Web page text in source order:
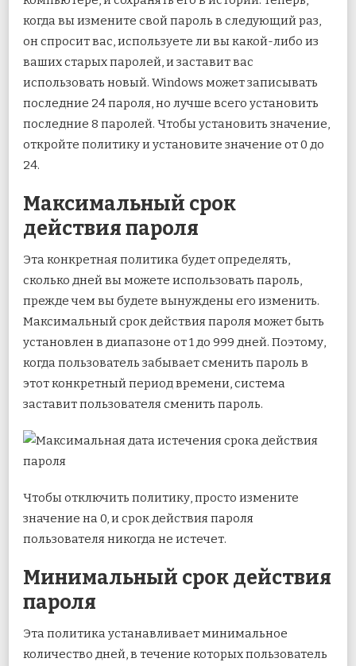
когда вы измените свой пароль в следующий раз,
он спросит вас, используете ли вы какой-либо из
ваших старых паролей, и заставит вас
использовать новый. Windows может записывать
последние 24 пароля, но лучше всего установить
последние 8 паролей. Чтобы установить значение,
откройте политику и установите значение от 0 до
24.
Максимальный срок
действия пароля
Эта конкретная политика будет определять,
сколько дней вы можете использовать пароль,
прежде чем вы будете вынуждены его изменить.
Максимальный срок действия пароля может быть
установлен в диапазоне от 1 до 999 дней. Поэтому,
когда пользователь забывает сменить пароль в
этот конкретный период времени, система
заставит пользователя сменить пароль.
Чтобы отключить политику, просто измените
значение на 0, и срок действия пароля
пользователя никогда не истечет.
Минимальный срок действия
пароля
Эта политика устанавливает минимальное
количество дней, в течение которых пользователь